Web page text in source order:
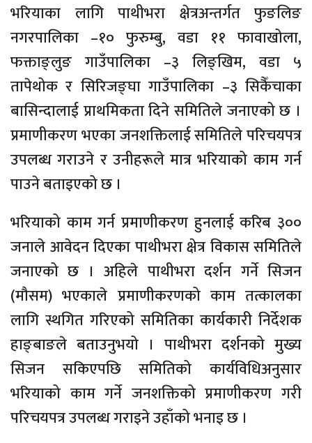
भरियाका लागि पाथीभरा क्षेत्रअन्तर्गत फुङलिङ
नगरपालिका –१० फुरुम्बु, वडा ११ फावाखोला,
फक्ताङ्लुङ गाउँपालिका –३ लिङ्खिम, वडा ५
तापेथोक र सिरिजङ्घा गाउँपालिका –३ सिकैँचाका
बासिन्दालाई प्राथमिकता दिने समितिले जनाएको छ ।
प्रमाणीकरण भएका जनशक्तिलाई समितिले परिचयपत्र
उपलब्ध गराउने र उनीहरूले मात्र भरियाको काम गर्न
पाउने बताइएको छ ।
भरियाको काम गर्न प्रमाणीकरण हुनलाई करिब ३००
जनाले आवेदन दिएका पाथीभरा क्षेत्र विकास समितिले
जनाएको छ । अहिले पाथीभरा दर्शन गर्ने सिजन
(मौसम) भएकाले प्रमाणीकरणको काम तत्कालका
लागि स्थगित गरिएको समितिका कार्यकारी निर्देशक
हाङ्बाङले बताउनुभयो । पाथीभरा दर्शनको मुख्य
सिजन सकिएपछि समितिको कार्यविधिअनुसार
भरियाको काम गर्ने जनशक्तिको प्रमाणीकरण गरी
परिचयपत्र उपलब्ध गराइने उहाँको भनाइ छ ।